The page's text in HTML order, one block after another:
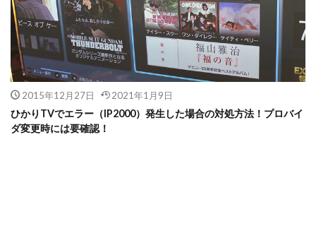
2015年12月27日 2021年1月9日
ひかりTVでエラー（IP2000）発生した場合の対処方法！プロバイ
ダ変更時には要確認！